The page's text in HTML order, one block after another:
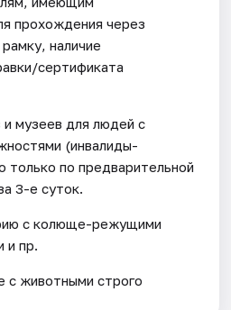
прохождения через
наличие
сертификата
музеев для людей с
(инвалиды-
только по предварительной
3-е суток.
с колюще-режущими
и пр.
с животными строго